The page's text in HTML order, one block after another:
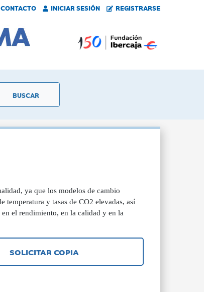
CONTACTO INICIAR SESIÓN REGISTRARSE
ya que los modelos de cambio
y tasas de CO2 elevadas, así
el rendimiento, en la calidad y en la
SOLICITAR COPIA